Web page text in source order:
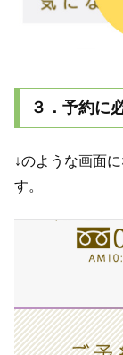
３．予約に
↓のような画面
す。